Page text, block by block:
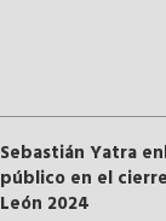
Sebastián Yatra
público en el
León 2024